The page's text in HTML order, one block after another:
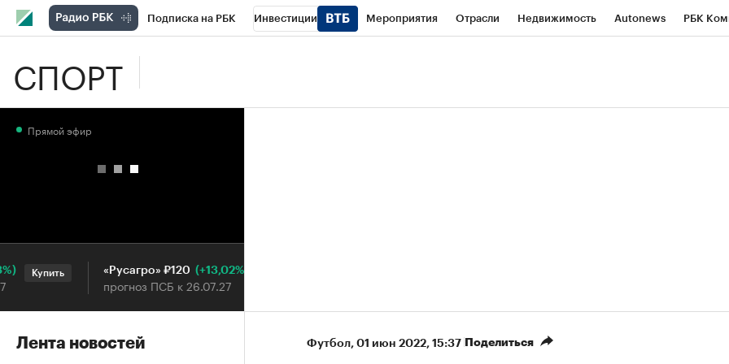
Подписка на РБК Инвестиции Мероприятия Отрасли Недвижимость Autonews РБК
СПОРТ
Футбол⁠, 01 июн 2022, 15:37 Поделиться
Прямой эфир
Купить «Русагро» ₽120 (+13,02%)
прогноз ПСБ к 26.07.27
Купить
Лента новостей